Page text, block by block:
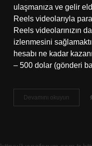
ulaşmanıza ve gelir
Reels videolarıyla
Reels videolarınızın
izlenmesini
hesabı ne kadar
– 500 dolar (gönderi
Devamını okuyun
1